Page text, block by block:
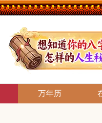
万年历